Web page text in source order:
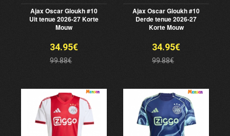
Ajax Oscar Gloukh #10
Uit tenue 2026-27 Korte
Mouw
34.95€
99.88€
Ajax Oscar Gloukh #10
Derde tenue 2026-27
Korte Mouw
34.95€
99.88€